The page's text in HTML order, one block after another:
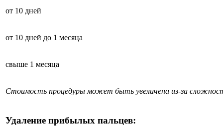
от 10 дней
от 10 дней до 1 месяца
свыше 1 месяца
Стоимость процедуры может быть увеличена из-за
Удаление прибылых пальцев: